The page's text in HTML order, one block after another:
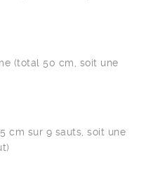
(total 50 cm, soit une
cm sur 9 sauts, soit une